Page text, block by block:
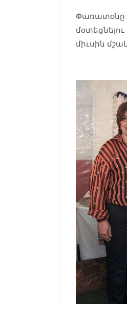
միւսին